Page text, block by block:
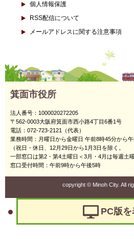
個人情報保護
RSS配信について
メールアドレスに関する注意事項
箕面市役所
法人番号：1000020272205
〒562-0003大阪府箕面市西小路4丁目6番1号
電話：072-723-2121（代表）
業務時間：月曜日から金曜日 午前8時45分から
（祝日・休日、12月29日から1月3日を除く。
一部窓口は第2・第4土曜日＜3月・4月は毎週土
窓口受付時間：午前9時から午後5時
copyright ©Minoh City. All
PC版